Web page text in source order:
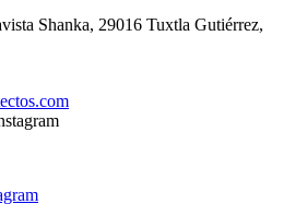
Shanka, 29016 Tuxtla Gutiérrez,